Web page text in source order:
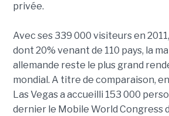
privée.
Avec ses 339 000 visiteurs en
dont 20% venant de 110 pays, la
allemande reste le plus grand
mondial. A titre de comparaison,
Las Vegas a accueilli 153 000
dernier le Mobile World Congress